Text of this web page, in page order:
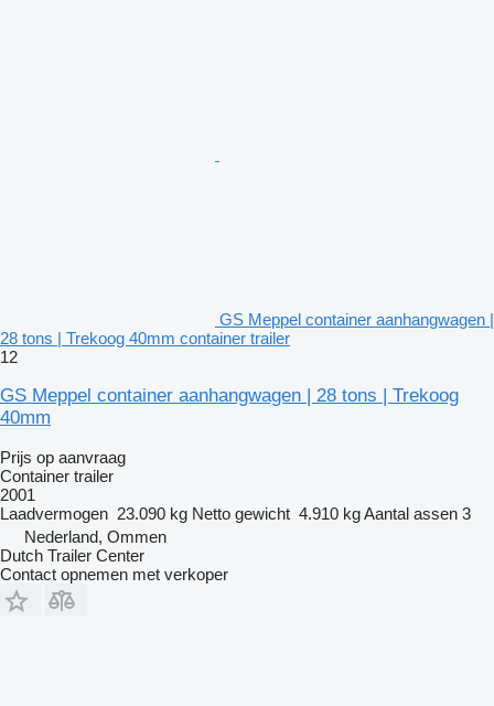
GS Meppel container aanhangwagen |
28 tons | Trekoog 40mm container trailer
12
GS Meppel container aanhangwagen | 28 tons | Trekoog
40mm
Prijs op aanvraag
Container trailer
2001
Laadvermogen 23.090 kg Netto gewicht 4.910 kgAantal assen 3
Nederland, Ommen
Dutch Trailer Center
Contact opnemen met verkoper